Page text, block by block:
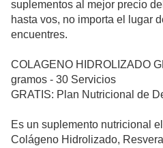
suplementos al mejor precio
hasta vos, no importa el lugar
encuentres.
COLAGENO HIDROLIZADO
gramos - 30 Servicios
GRATIS: Plan Nutricional de
Es un suplemento nutricional
Colágeno Hidrolizado,